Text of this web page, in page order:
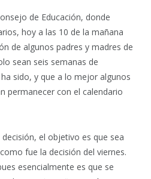
de Educación, donde
hoy a las 10 de la mañana
de algunos padres y madres de
sean seis semanas de
sido, y que a lo mejor algunos
permanecer con el calendario
el objetivo es que sea
fue la decisión del viernes.
esencialmente es que se